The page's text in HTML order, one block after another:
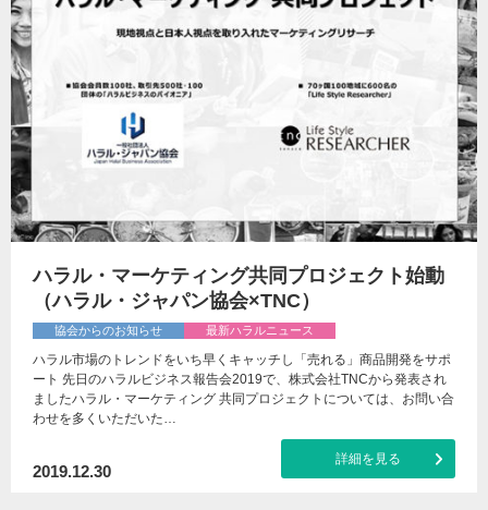
ハラル・マーケティング共同プロジェクト始動
（ハラル・ジャパン協会×TNC）
協会からのお知らせ 最新ハラルニュース
ハラル市場のトレンドをいち早くキャッチし「売れる」商品開発をサポ
ート 先日のハラルビジネス報告会2019で、株式会社TNCから発表され
ましたハラル・マーケティング 共同プロジェクトについては、お問い合
わせを多くいただいた…
2019.12.30
詳細を見る